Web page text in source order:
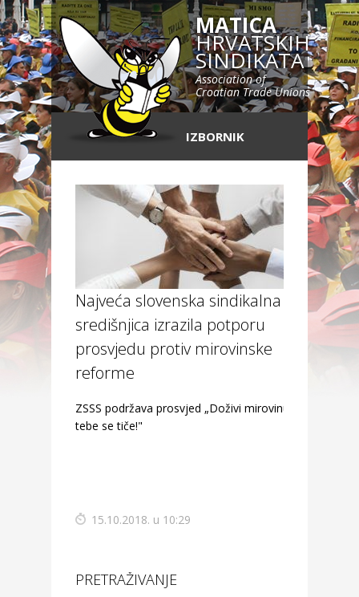
MATICA
HRVATSKIH
SINDIKATA
Association of
Croatian Trade Unions
IZBORNIK
Najveća slovenska sindikalna
središnjica izrazila potporu
prosvjedu protiv mirovinske
reforme
ZSSS podržava prosvjed „Doživi mirovinu! I
tebe se tiče!"
15.10.2018. u 10:29
PRETRAŽIVANJE